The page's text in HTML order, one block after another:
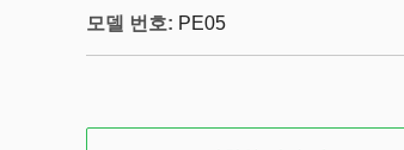
모델 번호: PE05